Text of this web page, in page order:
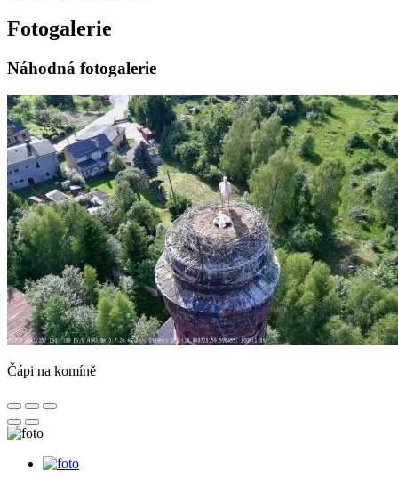
Fotogalerie
Náhodná fotogalerie
Čápi na komíně